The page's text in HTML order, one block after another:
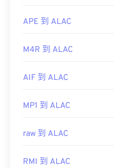
APE 到 ALAC
M4R 到 ALAC
AIF 到 ALAC
MP1 到 ALAC
raw 到 ALAC
RMI 到 ALAC